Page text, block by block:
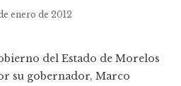
enero de 2012
del Estado de Morelos
su gobernador, Marco